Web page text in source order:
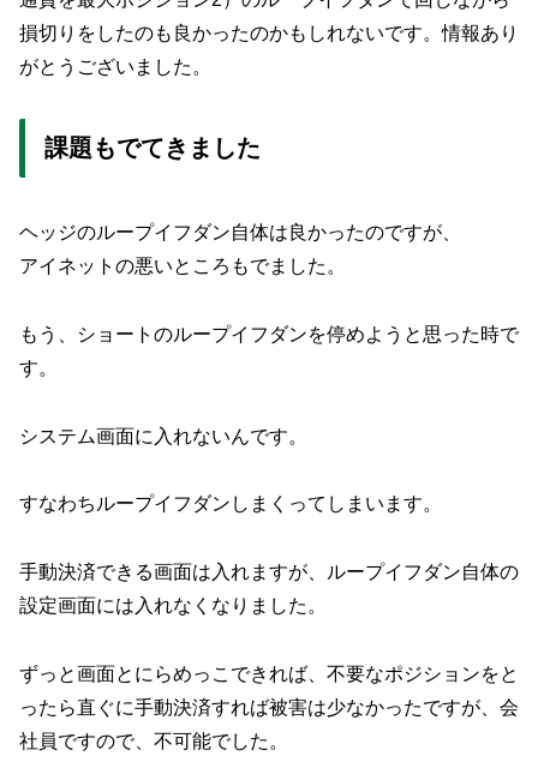
損切りをしたのも良かったのかもしれないです。情報あり
がとうございました。
課題もでてきました
ヘッジのループイフダン自体は良かったのですが、
アイネットの悪いところもでました。
もう、ショートのループイフダンを停めようと思った時で
す。
システム画面に入れないんです。
すなわちループイフダンしまくってしまいます。
手動決済できる画面は入れますが、ループイフダン自体の
設定画面には入れなくなりました。
ずっと画面とにらめっこできれば、不要なポジションをと
ったら直ぐに手動決済すれば被害は少なかったですが、会
社員ですので、不可能でした。